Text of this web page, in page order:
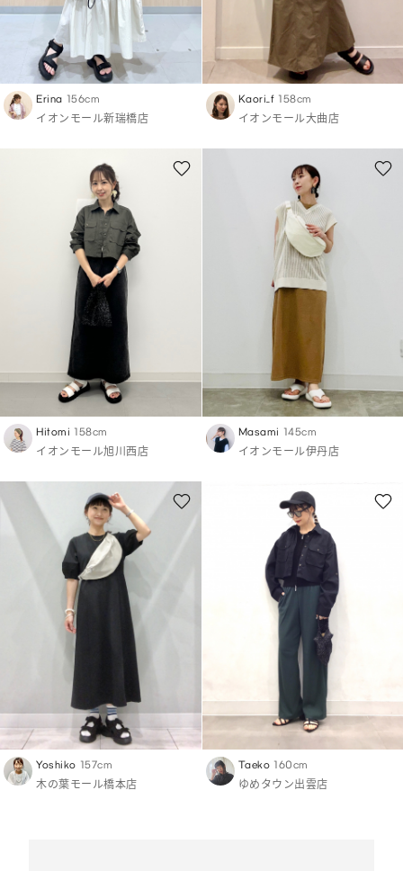
Erina 156cm
イオンモール新瑞橋店
Kaori_f 158cm
イオンモール大曲店
Hitomi 158cm
イオンモール旭川西店
Masami 145cm
イオンモール伊丹店
Yoshiko 157cm
木の葉モール橋本店
Taeko 160cm
ゆめタウン出雲店